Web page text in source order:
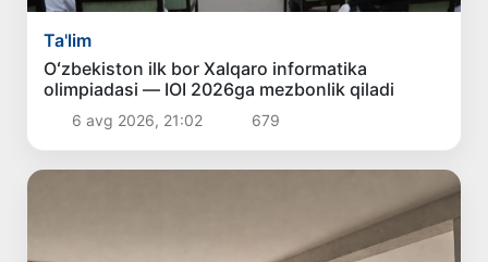
Ta'lim
Oʻzbekiston ilk bor Xalqaro informatika
olimpiadasi — IOI 2026ga mezbonlik qiladi
6 avg 2026, 21:02 679